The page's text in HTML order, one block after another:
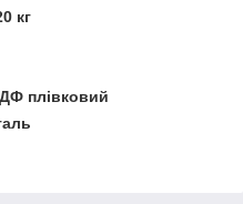
кг
плівковий